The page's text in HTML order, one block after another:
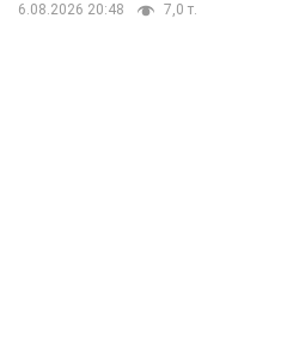
6.08.2026 20:48 7,0 т.